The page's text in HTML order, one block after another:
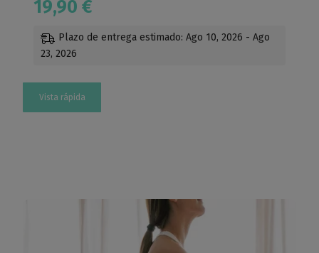
19,90€
Plazo de entrega estimado: Ago 10, 2026 - Ago
23, 2026
Vista rápida